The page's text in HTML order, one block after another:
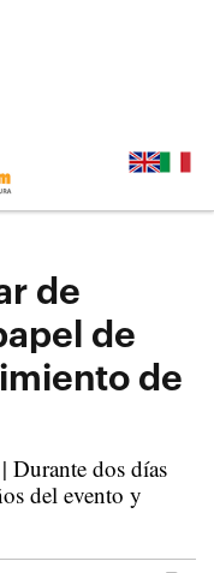
de
de
de
Durante dos días
del evento y